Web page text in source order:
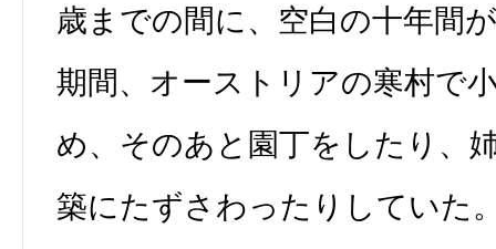
歳までの間に、空白の十年間
期間、オーストリアの寒村で
め、そのあと園丁をしたり、
築にたずさわったりしていた